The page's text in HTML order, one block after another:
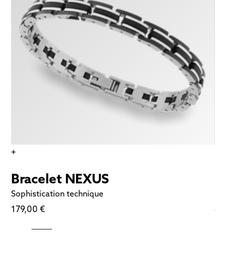
+
Bracelet NEXUS
Sophistication technique
179,00 €
+